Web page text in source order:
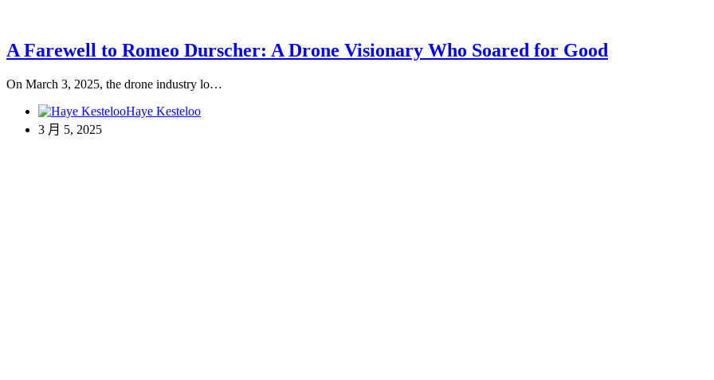
A Farewell to Romeo Durscher: A Drone Visionary Who Soared for Good
On March 3, 2025, the drone industry lo…
Haye Kesteloo
3 月 5, 2025